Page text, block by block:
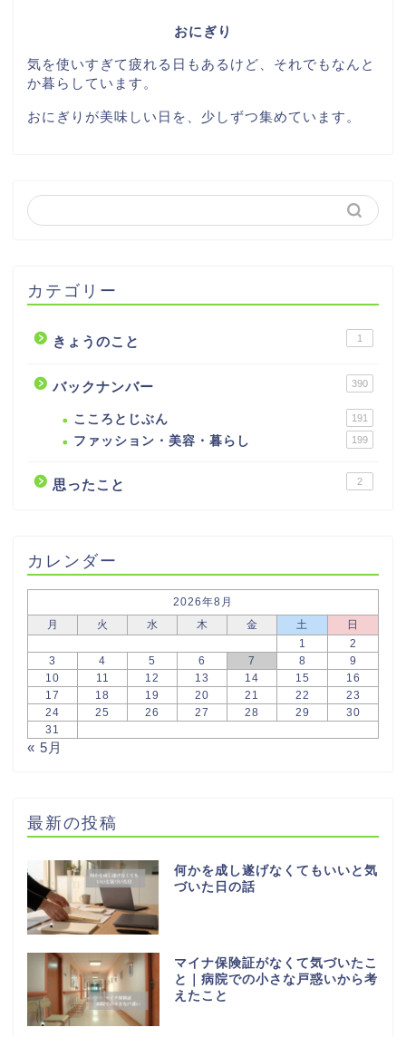
おにぎり
気を使いすぎて疲れる日もあるけど、それでもなんと
か暮らしています。
おにぎりが美味しい日を、少しずつ集めています。
カテゴリー
きょうのこと 1
バックナンバー 390
こころとじぶん 191
ファッション・美容・暮らし 199
思ったこと 2
カレンダー
2026年8月
月
火 水 木 金 土
日
1
2
3
4 5 6 7 8
9
10
11 12 13 14 15
16
17
18 19 20 21 22
23
24
25 26 27 28 29
30
31
« 5月
最新の投稿
何かを成し遂げなくてもいいと気
づいた日の話
マイナ保険証がなくて気づいたこ
と｜病院での小さな戸惑いから考
えたこと